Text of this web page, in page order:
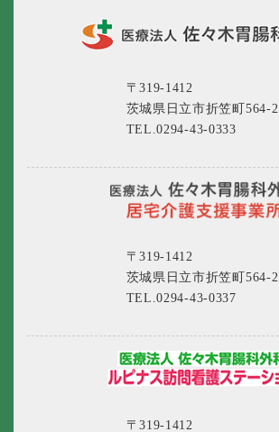
〒319-1412
茨城県日立市折笠町564-2
TEL.0294-43-0333
〒319-1412
茨城県日立市折笠町564-2
TEL.0294-43-0337
〒319-1412